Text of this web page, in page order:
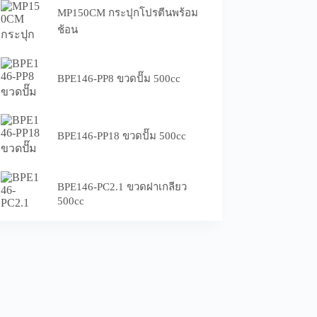
MP150CM กระปุกโปรตีนพร้อม
ช้อน
BPE146-PP8 ขวดปั๊ม 500cc
BPE146-PP18 ขวดปั๊ม 500cc
BPE146-PC2.1 ขวดฝาเกลียว
500cc